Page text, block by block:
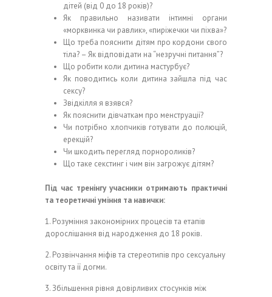
дітей (від 0 до 18 років)?
Як правильно називати інтимні органи
«морквинка чи равлик», «пиріжечки чи піхва»?
Що треба пояснити дітям про кордони свого
тіла? – Як відповідати на “незручні питання”?
Що робити коли дитина мастурбує?
Як поводитись коли дитина зайшла під час
сексу?
Звідкілля я взявся?
Як пояснити дівчаткам про менструації?
Чи потрібно хлопчиків готувати до полюцій,
ерекцій?
Чи шкодить перегляд порнороликів?
Що таке секстинг і чим він загрожує дітям?
Під час тренінгу учасники отримають практичні
та теоретичні уміння та навички:
1. Розуміння закономірних процесів та етапів
дорослішання від народження до 18 років.
2. Розвінчання міфів та стереотипів про сексуальну
освіту та її догми.
3. Збільшення рівня довірливих стосунків між